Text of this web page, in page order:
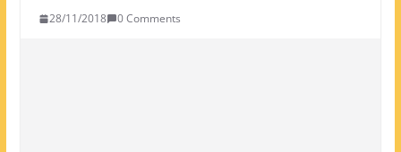
28/11/2018 0 Comments